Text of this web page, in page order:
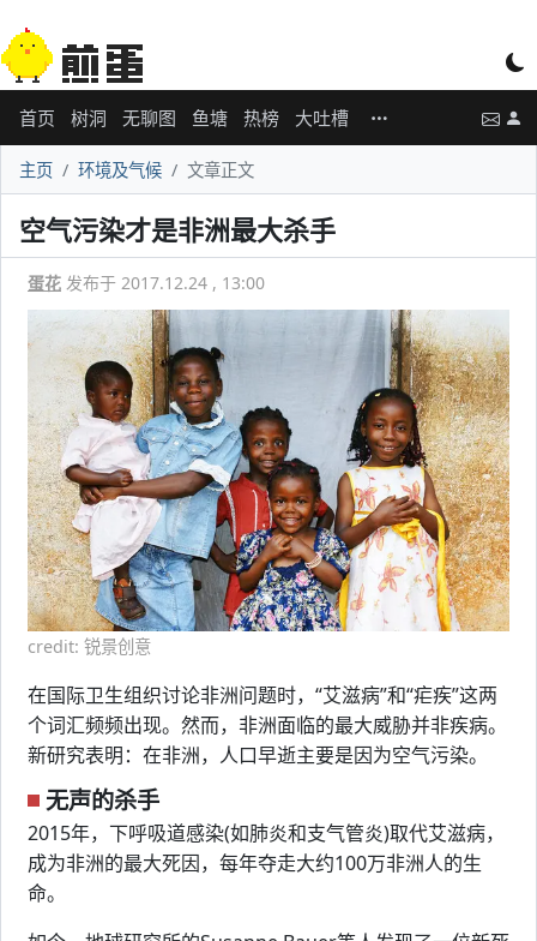
首页 树洞 无聊图 鱼塘 热榜 大吐槽
主页 环境及气候 文章正文
空气污染才是非洲最大杀手
蛋花 发布于 2017.12.24 , 13:00
credit: 锐景创意
在国际卫生组织讨论非洲问题时，“艾滋病”和“疟疾”这两
个词汇频频出现。然而，非洲面临的最大威胁并非疾病。
新研究表明：在非洲，人口早逝主要是因为空气污染。
无声的杀手
2015年，下呼吸道感染(如肺炎和支气管炎)取代艾滋病，
成为非洲的最大死因，每年夺走大约100万非洲人的生
命。